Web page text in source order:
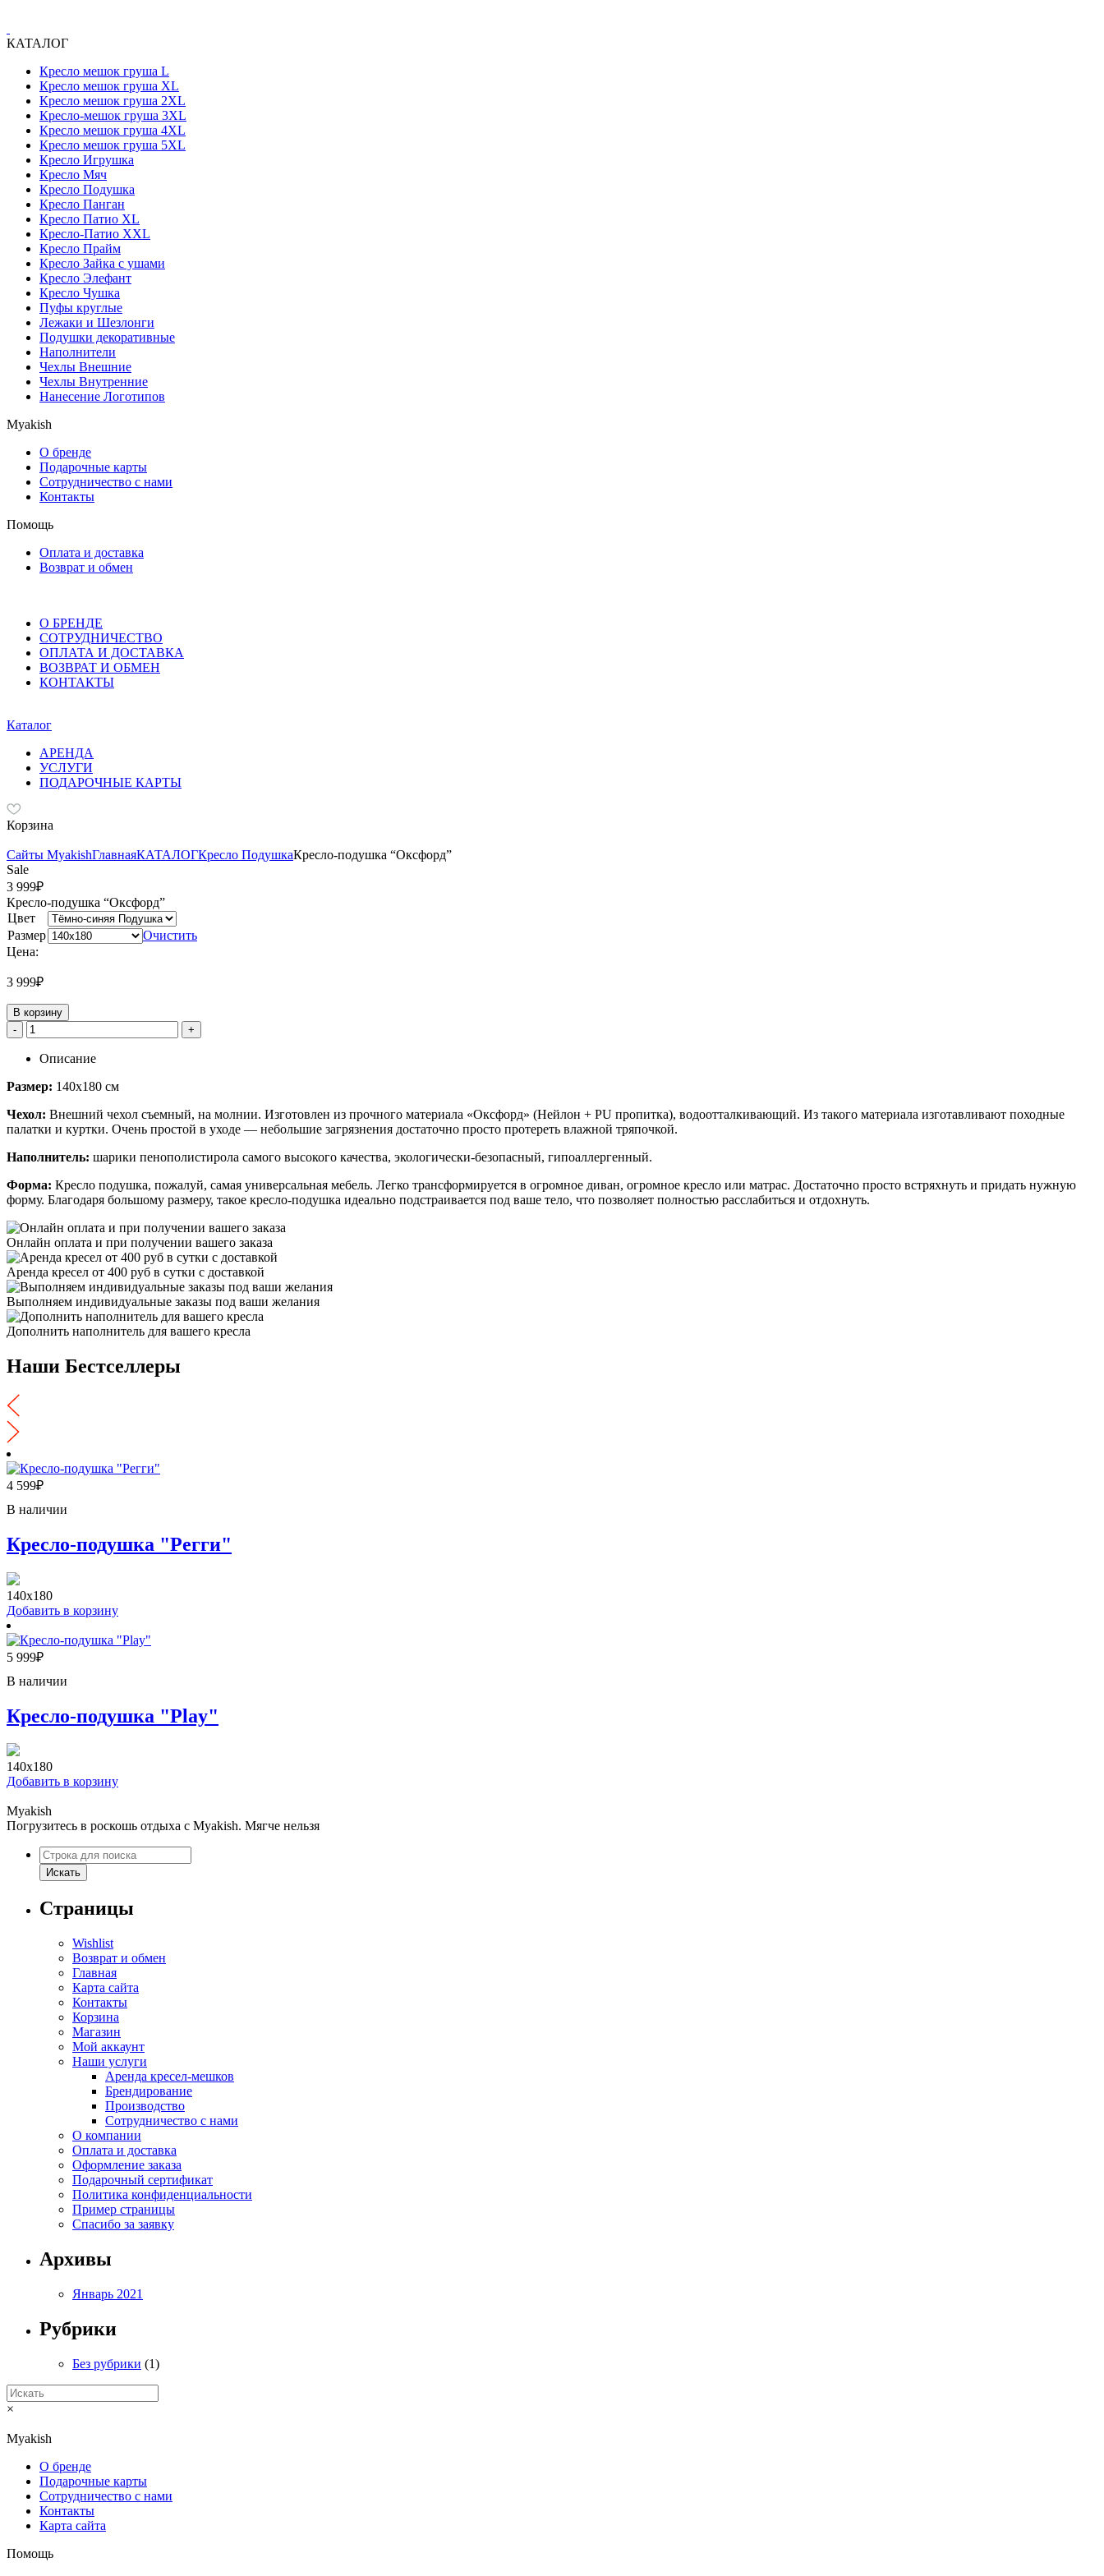
КАТАЛОГ
Кресло мешок груша L
Кресло мешок груша XL
Кресло мешок груша 2XL
Кресло-мешок груша 3XL
Кресло мешок груша 4XL
Кресло мешок груша 5XL
Кресло Игрушка
Кресло Мяч
Кресло Подушка
Кресло Панган
Кресло Патио XL
Кресло-Патио XXL
Кресло Прайм
Кресло Зайка с ушами
Кресло Элефант
Кресло Чушка
Пуфы круглые
Лежаки и Шезлонги
Подушки декоративные
Наполнители
Чехлы Внешние
Чехлы Внутренние
Нанесение Логотипов
Myakish
О бренде
Подарочные карты
Сотрудничество с нами
Контакты
Помощь
Оплата и доставка
Возврат и обмен
О БРЕНДЕ
СОТРУДНИЧЕСТВО
ОПЛАТА И ДОСТАВКА
ВОЗВРАТ И ОБМЕН
КОНТАКТЫ
Каталог
АРЕНДА
УСЛУГИ
ПОДАРОЧНЫЕ КАРТЫ
Корзина
Сайты MyakishГлавнаяКАТАЛОГКресло ПодушкаКресло-подушка “Оксфорд”
Sale
3 999₽
Кресло-подушка “Оксфорд”
Цвет
Размер
Очистить
Цена:
3 999₽
В корзину
Количество
товара
Кресло-
"Оксфорд"
- +
Описание
Размер: 140х180 см
Чехол: Внешний чехол съемный, на молнии. Изготовлен из прочного материала «Оксфорд» (Нейлон + PU пропитка), водоотталкивающий. Из такого материала изготавливают походные
палатки и куртки. Очень простой в уходе — небольшие загрязнения достаточно просто протереть влажной тряпочкой.
Наполнитель: шарики пенополистирола самого высокого качества, экологически-безопасный, гипоаллергенный.
Форма: Кресло подушка, пожалуй, самая универсальная мебель. Легко трансформируется в огромное диван, огромное кресло или матрас. Достаточно просто встряхнуть и придать нужную
форму. Благодаря большому размеру, такое кресло-подушка идеально подстраивается под ваше тело, что позволяет полностью расслабиться и отдохнуть.
Онлайн оплата и при получении вашего заказа
Аренда кресел от 400 руб в сутки с доставкой
Выполняем индивидуальные заказы под ваши желания
Дополнить наполнитель для вашего кресла
Наши Бестселлеры
4 599₽
В наличии
Кресло-подушка "Регги"
140х180
Добавить в корзину
5 999₽
В наличии
Кресло-подушка "Play"
140х180
Добавить в корзину
Myakish
Погрузитесь в роскошь отдыха с Myakish. Мягче нельзя
Поиск
Искать
Страницы
Wishlist
Возврат и обмен
Главная
Карта сайта
Контакты
Корзина
Магазин
Мой аккаунт
Наши услуги
Аренда кресел-мешков
Брендирование
Производство
Сотрудничество с нами
О компании
Оплата и доставка
Оформление заказа
Подарочный сертификат
Политика конфиденциальности
Пример страницы
Спасибо за заявку
Архивы
Январь 2021
Рубрики
Без рубрики (1)
×
Myakish
О бренде
Подарочные карты
Сотрудничество с нами
Контакты
Карта сайта
Помощь